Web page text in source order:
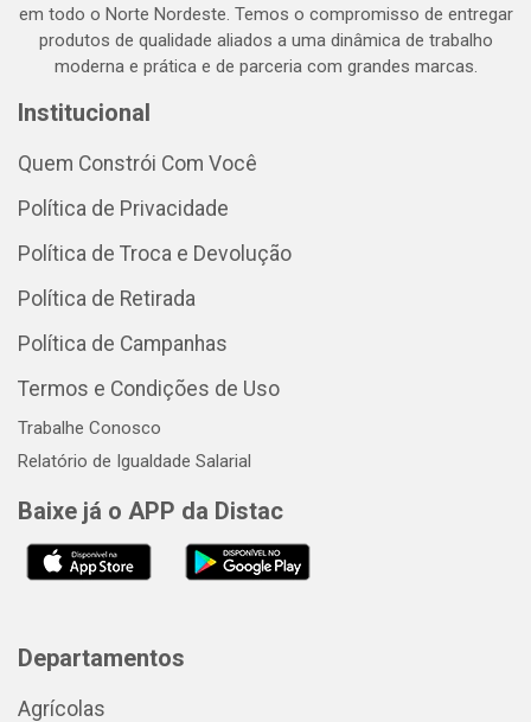
em todo o Norte Nordeste. Temos o compromisso de entregar
produtos de qualidade aliados a uma dinâmica de trabalho
moderna e prática e de parceria com grandes marcas.
Institucional
Quem Constrói Com Você
Política de Privacidade
Política de Troca e Devolução
Política de Retirada
Política de Campanhas
Termos e Condições de Uso
Trabalhe Conosco
Relatório de Igualdade Salarial
Baixe já o APP da Distac
Departamentos
Agrícolas